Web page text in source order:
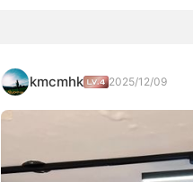
kmcmhk 2025/12/09